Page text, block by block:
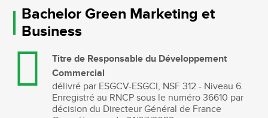
Bachelor Green Marketing et
Business
Titre de Responsable du Développement
Commercial
délivré par ESGCV-ESGCI, NSF 312 - Niveau 6.
Enregistré au RNCP sous le numéro 36610 par
décision du Directeur Général de France